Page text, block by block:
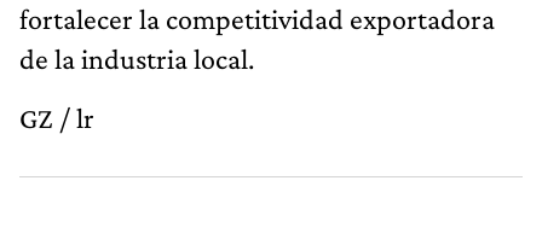
fortalecer la competitividad exportadora
de la industria local.
GZ / lr